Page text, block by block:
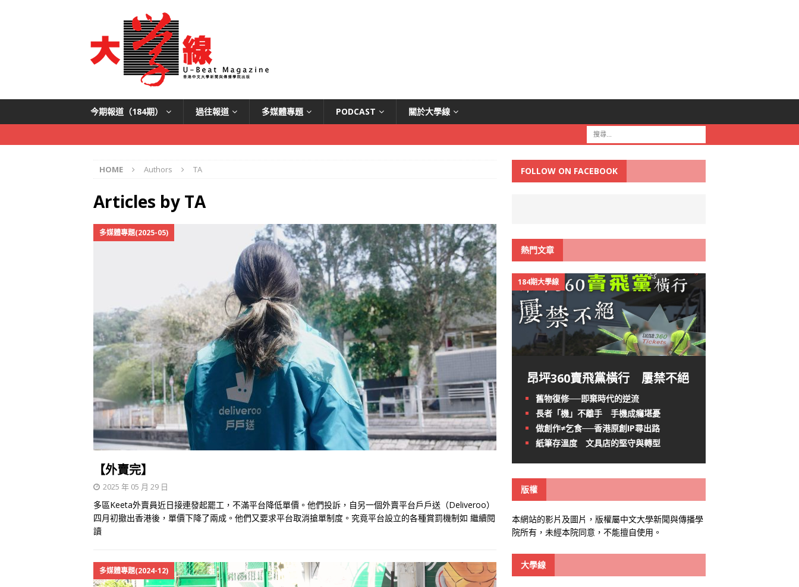
今期報道（184期） 過往報道 多媒體專題 PODCAST 關於大學線
HOME Authors TA
Articles by TA
多媒體專題(2025-05)
【外賣完】
2025 年 05 月 29 日
多區Keeta外賣員近日接連發起罷工，不滿平台降低單價。他們投訴，自另一個外賣平台戶戶送（Deliveroo）
四月初撤出香港後，單價下降了兩成。他們又要求平台取消搶單制度。究竟平台設立的各種賞罰機制如 繼續閱
讀
多媒體專題(2024-12)
FOLLOW ON FACEBOOK
熱門文章
184期大學線
昂坪360賣飛黨橫行 屢禁不絕
舊物復修──即棄時代的逆流
長者「機」不離手 手機成癮堪憂
做創作≠乞食──香港原創IP尋出路
紙筆存溫度 文具店的堅守與轉型
版權
本網站的影片及圖片，版權屬中文大學新聞與傳播學
院所有，未經本院同意，不能擅自使用。
大學線